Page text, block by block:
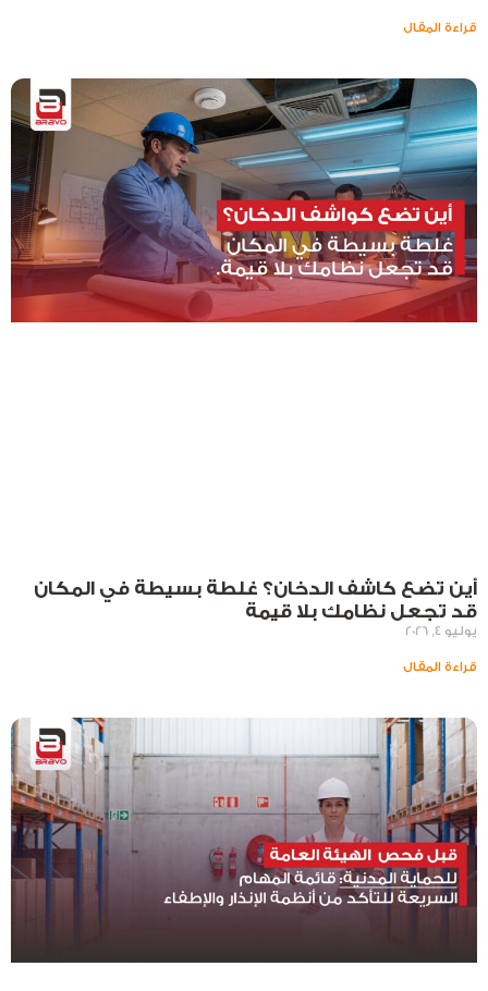
قراءة المقال
أين تضع كاشف الدخان؟ غلطة بسيطة في المكان
قد تجعل نظامك بلا قيمة
يوليو 4, 2026
قراءة المقال